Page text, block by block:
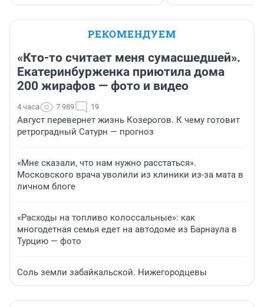
РЕКОМЕНДУЕМ
«Кто-то считает меня сумасшедшей».
Екатеринбурженка приютила дома
200 жирафов — фото и видео
4 часа 7 989 19
Август перевернет жизнь Козерогов. К чему готовит
ретроградный Сатурн — прогноз
«Мне сказали, что нам нужно расстаться».
Московского врача уволили из клиники из-за мата в
личном блоге
«Расходы на топливо колоссальные»: как
многодетная семья едет на автодоме из Барнаула в
Турцию — фото
Соль земли забайкальской. Нижегородцевы